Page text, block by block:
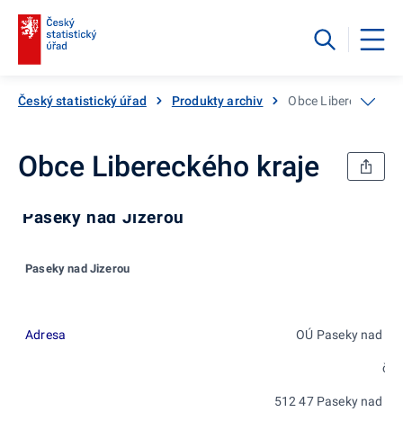
Český statistický úřad Produkty archiv Obce Libereckého
Obce Libereckého kraje
Paseky nad Jizerou
Paseky nad Jizerou
Adresa OÚ Paseky nad
512 47 Paseky nad